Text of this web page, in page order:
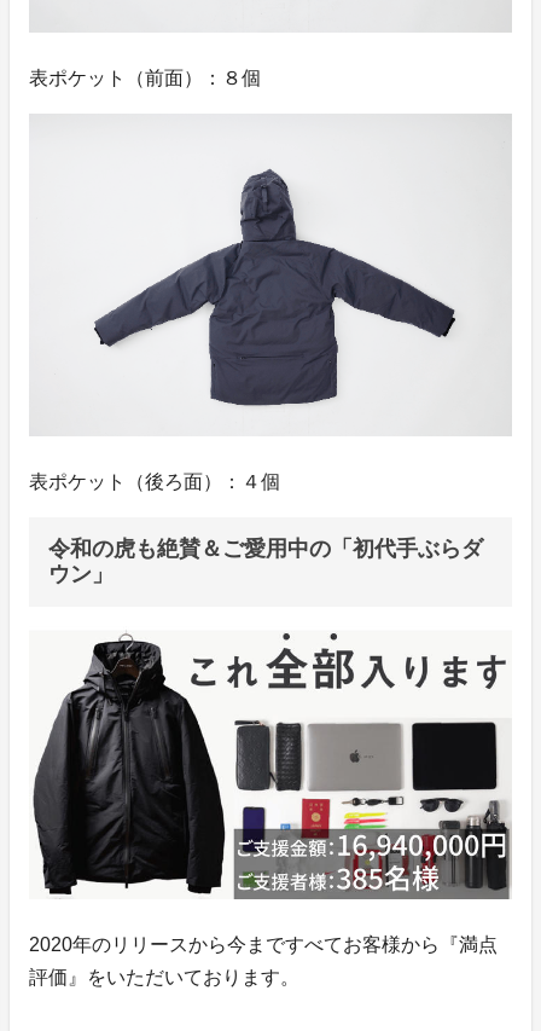
表ポケット（前面）：８個
表ポケット（後ろ面）：４個
令和の虎も絶賛＆ご愛用中の「初代手ぶらダ
ウン」
2020年のリリースから今まですべてお客様から『満点
評価』をいただいております。